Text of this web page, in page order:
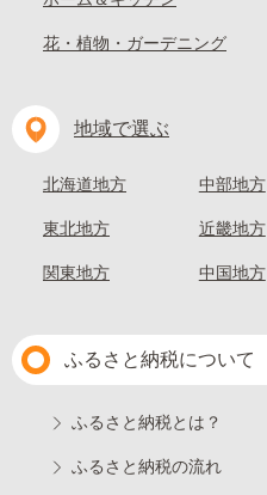
花・植物・ガーデニング
地域で選ぶ
北海道地方
東北地方
関東地方
中部地方
近畿地方
中国地方
ふるさと納税について
ふるさと納税とは？
ふるさと納税の流れ